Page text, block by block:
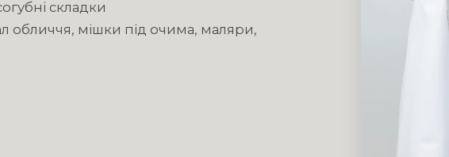
складки
обличчя, мішки під очима, маляри,